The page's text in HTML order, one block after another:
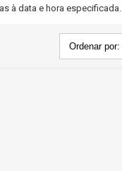
à data e hora especificada.